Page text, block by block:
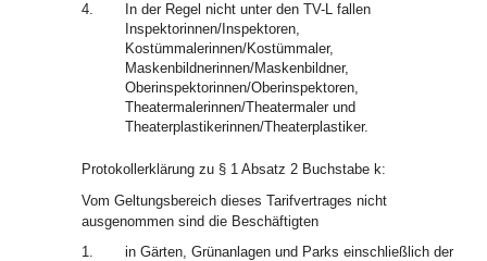
4.
In der Regel nicht unter den TV-L fallen
Inspektorinnen/Inspektoren,
Kostümmalerinnen/Kostümmaler,
Maskenbildnerinnen/Maskenbildner,
Oberinspektorinnen/Oberinspektoren,
Theatermalerinnen/Theatermaler und
Theaterplastikerinnen/Theaterplastiker.
Protokollerklärung zu § 1 Absatz 2 Buchstabe k:
Vom Geltungsbereich dieses Tarifvertrages nicht
ausgenommen sind die Beschäftigten
1.
in Gärten, Grünanlagen und Parks einschließlich der